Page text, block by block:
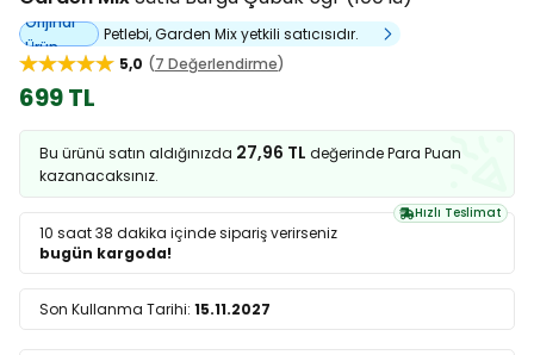
Orijinal
Ürün
Petlebi, Garden Mix yetkili satıcısıdır.
5,0
7 Değerlendirme
699 TL
Bu ürünü satın aldığınızda 27,96 TL değerinde Para Puan
kazanacaksınız.
Hızlı Teslimat
10 saat 38 dakika içinde sipariş verirseniz
bugün kargoda!
Son Kullanma Tarihi: 15.11.2027